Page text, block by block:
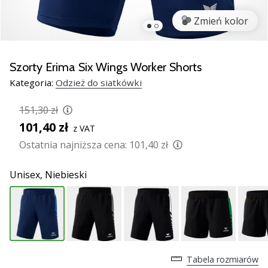
Świąteczne
prezenty
–
Nasze
porady
pomogą
Ci
wybrać
idealny
Znajdź
buty,
ubrania
i…
Zmień kolor
Szorty Erima Six Wings Worker Shorts
Kategoria: Odzież do siatkówki
151,30 zł
101,40 zł z VAT
Ostatnia najniższa cena: 101,40 zł
Unisex, Niebieski
Tabela rozmiarów